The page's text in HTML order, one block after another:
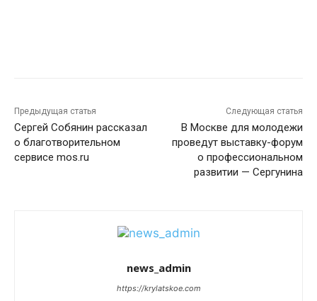
Предыдущая статья
Сергей Собянин рассказал
о благотворительном
сервисе mos.ru
Следующая статья
В Москве для молодежи
проведут выставку-форум
о профессиональном
развитии — Сергунина
news_admin
https://krylatskoe.com